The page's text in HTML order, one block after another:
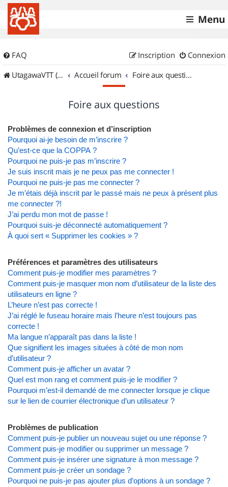
Menu
FAQ Connexion
Inscription
UtagawaVTT (Randos VTT et VTTAE avec traces GPS)
Accueil forum Foire aux questions
Foire aux questions
Problèmes de connexion et d’inscription
Pourquoi ai-je besoin de m’inscrire ?
Qu’est-ce que la COPPA ?
Pourquoi ne puis-je pas m’inscrire ?
Je suis inscrit mais je ne peux pas me connecter !
Pourquoi ne puis-je pas me connecter ?
Je m’étais déjà inscrit par le passé mais ne peux à présent plus
me connecter ?!
J’ai perdu mon mot de passe !
Pourquoi suis-je déconnecté automatiquement ?
À quoi sert « Supprimer les cookies » ?
Préférences et paramètres des utilisateurs
Comment puis-je modifier mes paramètres ?
Comment puis-je masquer mon nom d’utilisateur de la liste des
utilisateurs en ligne ?
L’heure n’est pas correcte !
J’ai réglé le fuseau horaire mais l’heure n’est toujours pas
correcte !
Ma langue n’apparaît pas dans la liste !
Que signifient les images situées à côté de mon nom
d’utilisateur ?
Comment puis-je afficher un avatar ?
Quel est mon rang et comment puis-je le modifier ?
Pourquoi m’est-il demandé de me connecter lorsque je clique
sur le lien de courrier électronique d’un utilisateur ?
Problèmes de publication
Comment puis-je publier un nouveau sujet ou une réponse ?
Comment puis-je modifier ou supprimer un message ?
Comment puis-je insérer une signature à mon message ?
Comment puis-je créer un sondage ?
Pourquoi ne puis-je pas ajouter plus d’options à un sondage ?